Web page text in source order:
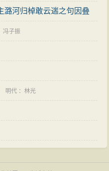
潞河归棹敢云遄之句因叠
冯子振
明代 ：林光